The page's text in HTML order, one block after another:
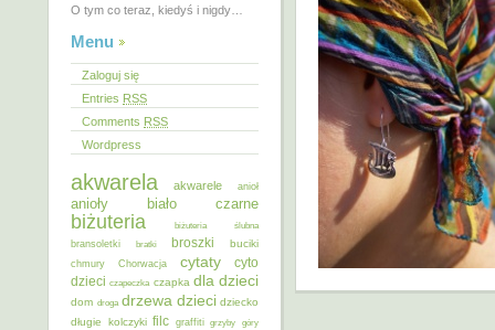
O tym co teraz, kiedyś i nigdy…
Menu
Zaloguj się
Entries RSS
Comments RSS
Wordpress
akwarela akwarele anioł
anioły biało czarne
biżuteria
biżuteria ślubna
bransoletki
bratki broszki buciki
chmury Chorwacja cytaty
cyto
dzieci czapeczka czapka dla dzieci
dom droga drzewa dzieci dziecko
długie kolczyki filc graffiti grzyby góry